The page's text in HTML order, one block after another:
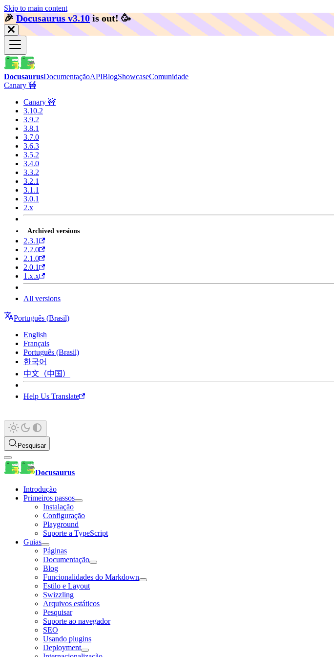
Skip to main content
🎉️Docusaurus v3.10 is out! 🥳️
DocusaurusDocumentaçãoAPIBlogShowcaseComunidade
Canary 🚧
Canary 🚧
3.10.2
3.9.2
3.8.1
3.7.0
3.6.3
3.5.2
3.4.0
3.3.2
3.2.1
3.1.1
3.0.1
2.x
Archived versions
2.3.1
2.2.0
2.1.0
2.0.1
1.x.x
All versions
Português (Brasil)
English
Français
Português (Brasil)
한국어
中文（中国）
Help Us Translate
Pesquisar
Docusaurus
Introdução
Primeiros passos
Instalação
Configuração
Playground
Suporte a TypeScript
Guias
Páginas
Documentação
Blog
Funcionalidades do Markdown
Estilo e Layout
Swizzling
Arquivos estáticos
Pesquisar
Suporte ao navegador
SEO
Usando plugins
Deployment